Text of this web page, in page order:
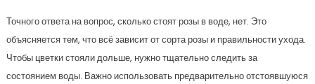
Точного ответа на вопрос, сколько стоят розы в воде, нет. Это
объясняется тем, что всё зависит от сорта розы и правильности ухода.
Чтобы цветки стояли дольше, нужно тщательно следить за
состоянием воды. Важно использовать предварительно отстоявшуюся